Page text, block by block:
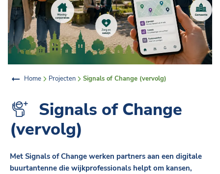
Home Projecten Signals of Change (vervolg)
Signals of Change
(vervolg)
Met Signals of Change werken partners aan een digitale
buurtantenne die wijkprofessionals helpt om kansen,